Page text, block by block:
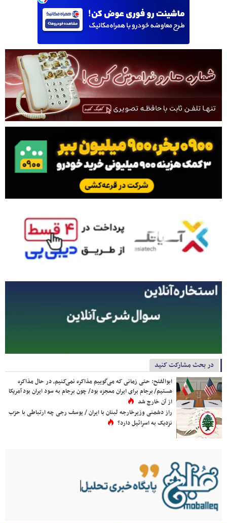
در بحث مشارکت کنید
ابوالفتح: حتی زمانی که می‌گوییم مذاکره نمی‌کنیم، در حال مذاکره
هستیم/ برجام برای ایران معجزه بود/ چون برجام به سود ایران بود آمریکا
از آن خارج شد
راز دشمنی وزیرخارجه لبنان با ایران / یوسف رجی چه ارتباطی با حزب
نزدیک به اسرائیل دارد؟